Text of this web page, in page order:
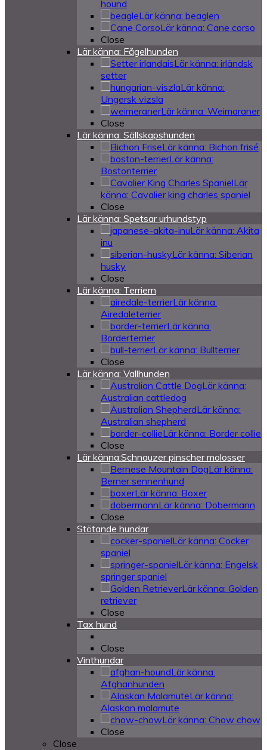
hound
Lär känna: beaglen
Lär känna: Cane corso
Close
Lär känna: Fågelhunden
Lär känna: irländsk
setter
Lär känna:
Ungersk vizsla
Lär känna: Weimaraner
Close
Lär känna: Sällskapshunden
Lär känna: Bichon frisé
Lär känna:
Bostonterrier
Lär
känna: Cavalier king charles spaniel
Close
Lär känna: Spetsar urhundstyp
Lär känna: Akita
inu
Lär känna: Siberian
husky
Close
Lär känna: Terriern
Lär känna:
Airedaleterrier
Lär känna:
Borderterrier
Lär känna: Bullterrier
Close
Lär känna: Vallhunden
Lär känna:
Australian cattledog
Lär känna:
Australian shepherd
Lär känna: Border collie
Close
Lär känna:Schnauzer pinscher molosser
Lär känna:
Berner sennenhund
Lär känna: Boxer
Lär känna: Dobermann
Close
Stötande hundar
Lär känna: Cocker
spaniel
Lär känna: Engelsk
springer spaniel
Lär känna: Golden
retriever
Close
Tax hund
Close
Vinthundar
Lär känna:
Afghanhunden
Lär känna:
Alaskan malamute
Lär känna: Chow chow
Close
Close